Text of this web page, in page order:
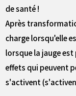
de santé !
Après
charge lorsqu'elle
lorsque la jauge
effets qui peuvent
s'activent